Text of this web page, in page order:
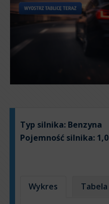
Typ silnika: Benzyna
Pojemność silnika: 1,0
Wykres Tabela